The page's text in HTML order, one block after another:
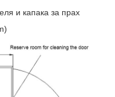
и капака за прах